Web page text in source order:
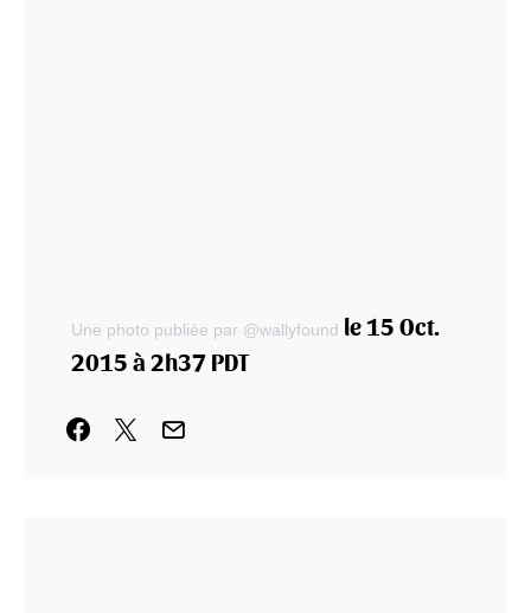
Une photo publiée par @wallyfound le 15 Oct.
2015 à 2h37 PDT